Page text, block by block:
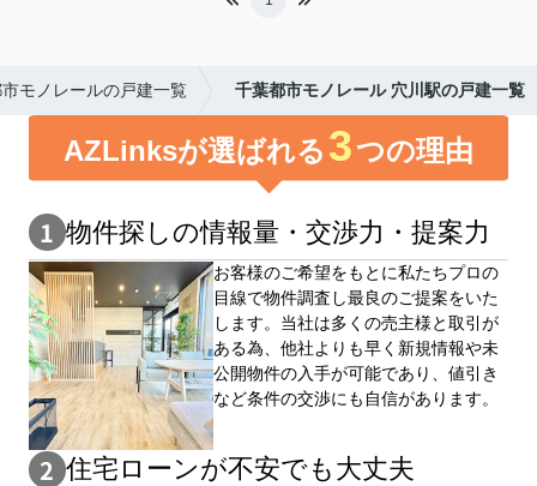
モノレールの戸建一覧 千葉都市モノレール 穴川駅の戸建一覧
AZLinksが選ばれる 3つの理由
物件探しの情報量・交渉⼒・提案⼒
お客様のご希望をもとに私たちプロの
目線で物件調査し最良のご提案をいた
します。当社は多くの売主様と取引が
ある為、他社よりも早く新規情報や未
公開物件の⼊手が可能であり、値引き
など条件の交渉にも自信があります。
住宅ローンが不安でも大丈夫